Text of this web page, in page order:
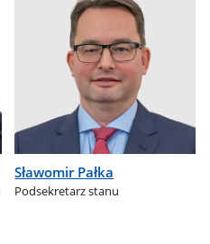
Sławomir Pałka
Podsekretarz stanu